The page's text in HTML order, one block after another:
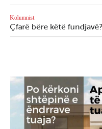
Kolumnist
Çfarë bëre këtë